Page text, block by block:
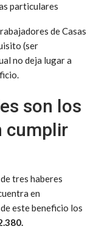
particulares
de Casas
(ser
no deja lugar a
son los
cumplir
tres haberes
en
este beneficio los